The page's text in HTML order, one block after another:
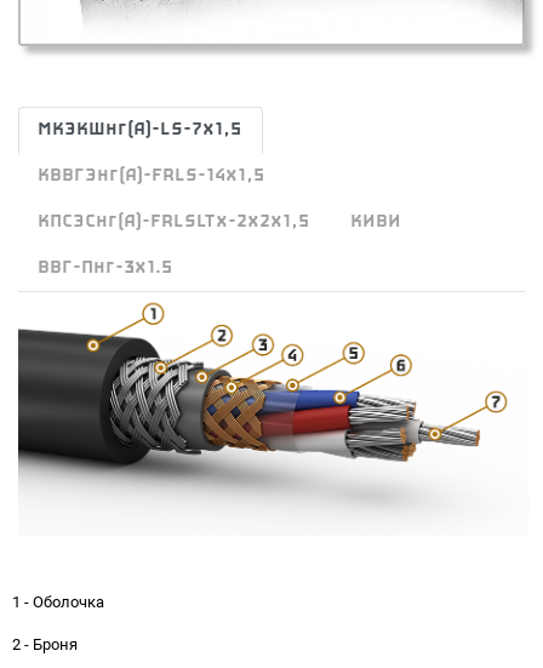
МКЭКШнг(А)-LS-7х1,5
КВВГЭнг(А)-FRLS-14х1,5
КПСЭСнг(А)-FRLSLTx-2х2х1,5 КИВИ
ВВГ-Пнг-3x1.5
1 - Оболочка
2 - Броня